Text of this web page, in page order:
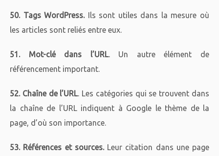
50. Tags WordPress.Ils sont utiles dans la mesure où
les articles sont reliés entre eux.
51. Mot-clé dans l’URL. Un autre élément de
référencement important.
52. Chaîne de l’URL. Les catégories qui se trouvent dans
la chaîne de l’URL indiquent à Google le thème de la
page, d’où son importance.
53. Références et sources.Leur citation dans une page